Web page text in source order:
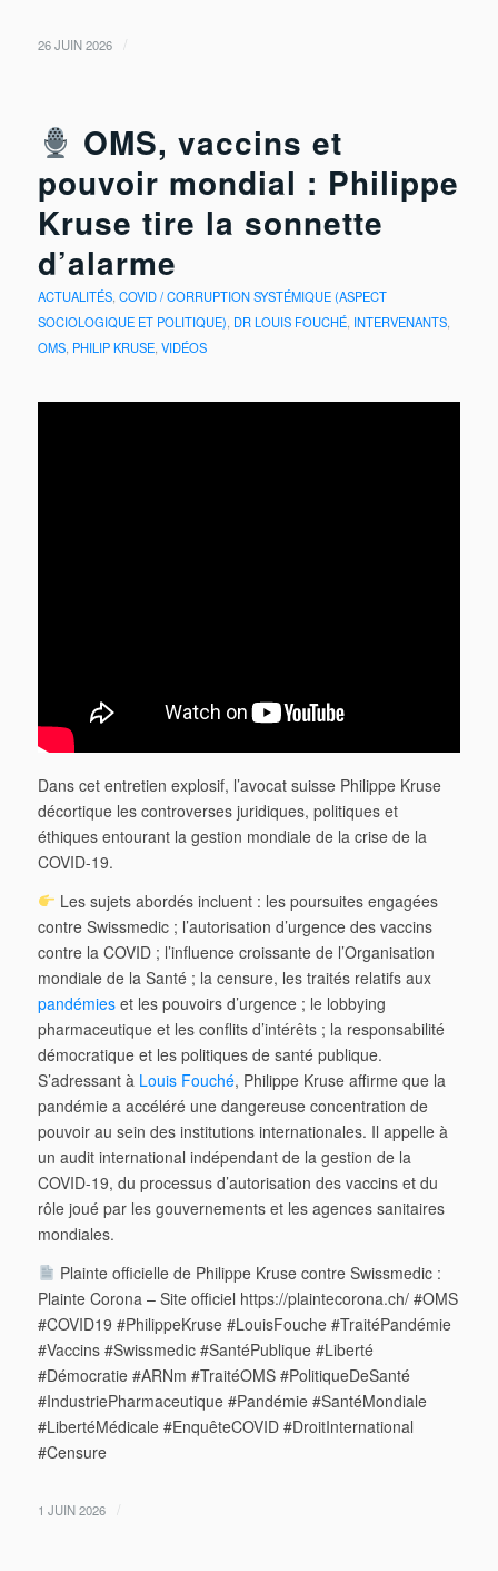
26 JUIN 2026 /
OMS, vaccins et
pouvoir mondial : Philippe
Kruse tire la sonnette
d’alarme
ACTUALITÉS, COVID / CORRUPTION SYSTÉMIQUE (ASPECT
SOCIOLOGIQUE ET POLITIQUE) DR LOUIS FOUCHÉ, INTERVENANTS,
OMS, PHILIP KRUSE, VIDÉOS
Dans cet entretien explosif, l’avocat suisse Philippe Kruse
décortique les controverses juridiques, politiques et
éthiques entourant la gestion mondiale de la crise de la
COVID-19.
Les sujets abordés incluent : les poursuites engagées
contre Swissmedic ; l’autorisation d’urgence des vaccins
contre la COVID ; l’influence croissante de l’Organisation
mondiale de la Santé ; la censure, les traités relatifs aux
pandémieset les pouvoirs d’urgence ; le lobbying
pharmaceutique et les conflits d’intérêts ; la responsabilité
démocratique et les politiques de santé publique.
S’adressant à Louis Fouché, Philippe Kruse affirme que la
pandémie a accéléré une dangereuse concentration de
pouvoir au sein des institutions internationales. Il appelle à
un audit international indépendant de la gestion de la
COVID-19, du processus d’autorisation des vaccins et du
rôle joué par les gouvernements et les agences sanitaires
mondiales.
Plainte officielle de Philippe Kruse contre Swissmedic :
Plainte Corona – Site officiel https://plaintecorona.ch/ #OMS
#COVID19 #PhilippeKruse #LouisFouche #TraitéPandémie
#Vaccins #Swissmedic #SantéPublique #Liberté
#Démocratie #ARNm #TraitéOMS #PolitiqueDeSanté
#IndustriePharmaceutique #Pandémie #SantéMondiale
#LibertéMédicale #EnquêteCOVID #DroitInternational
#Censure
1 JUIN 2026 /